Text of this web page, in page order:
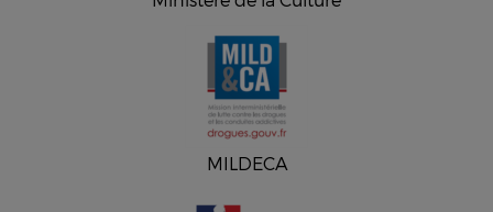
MILDECA